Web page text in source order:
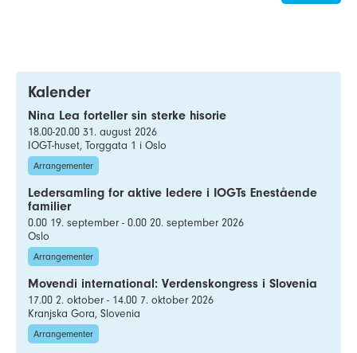
Kalender
Nina Lea forteller sin sterke hisorie
18.00-20.00 31. august 2026
IOGT-huset, Torggata 1 i Oslo
Arrangementer
Ledersamling for aktive ledere i IOGTs Enestående
familier
0.00 19. september - 0.00 20. september 2026
Oslo
Arrangementer
Movendi international: Verdenskongress i Slovenia
17.00 2. oktober - 14.00 7. oktober 2026
Kranjska Gora, Slovenia
Arrangementer